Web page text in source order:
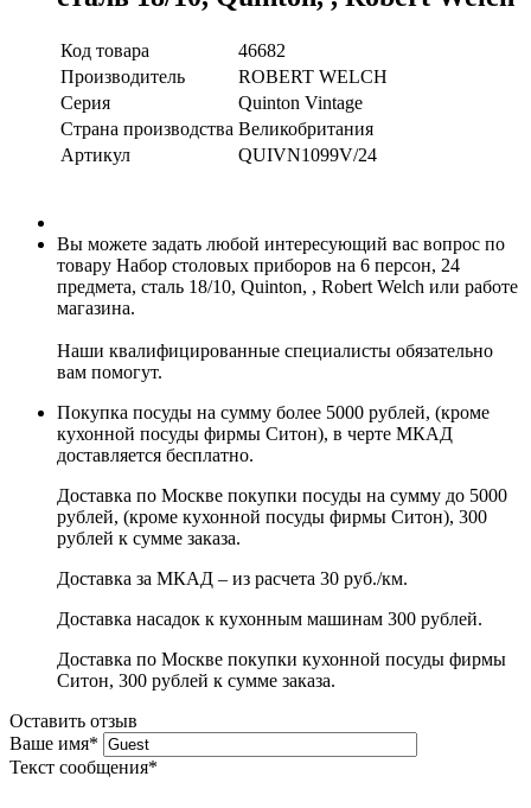
Код товара
46682
Производитель
ROBERT WELCH
Серия
Quinton Vintage
Страна производства Великобритания
Артикул
QUIVN1099V/24
Вы можете задать любой интересующий вас вопрос по
товару Набор столовых приборов на 6 персон, 24
предмета, сталь 18/10, Quinton, , Robert Welch или работе
магазина.
Наши квалифицированные специалисты обязательно
вам помогут.
Покупка посуды на сумму более 5000 рублей, (кроме
кухонной посуды фирмы Ситон), в черте МКАД
доставляется бесплатно.
Доставка по Москве покупки посуды на сумму до 5000
рублей, (кроме кухонной посуды фирмы Ситон), 300
рублей к сумме заказа.
Доставка за МКАД – из расчета 30 руб./км.
Доставка насадок к кухонным машинам 300 рублей.
Доставка по Москве покупки кухонной посуды фирмы
Ситон, 300 рублей к сумме заказа.
Оставить отзыв
Ваше имя*
Текст сообщения*